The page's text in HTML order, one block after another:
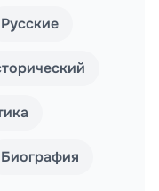
Русские
Биография